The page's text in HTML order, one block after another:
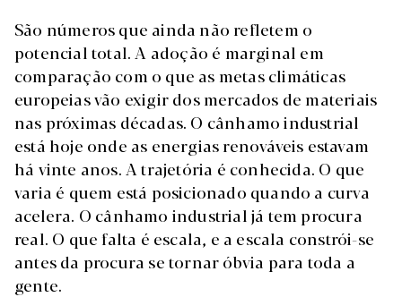
São números que ainda não refletem o
potencial total. A adoção é marginal em
comparação com o que as metas climáticas
europeias vão exigir dos mercados de materiais
nas próximas décadas. O cânhamo industrial
está hoje onde as energias renováveis estavam
há vinte anos. A trajetória é conhecida. O que
varia é quem está posicionado quando a curva
acelera. O cânhamo industrial já tem procura
real. O que falta é escala, e a escala constrói-se
antes da procura se tornar óbvia para toda a
gente.